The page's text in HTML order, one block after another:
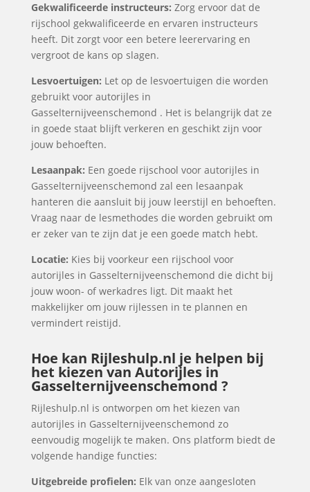
Gekwalificeerde instructeurs: Zorg ervoor dat de
rijschool gekwalificeerde en ervaren instructeurs
heeft. Dit zorgt voor een betere leerervaring en
vergroot de kans op slagen.
Lesvoertuigen: Let op de lesvoertuigen die worden
gebruikt voor autorijles in
Gasselternijveenschemond . Het is belangrijk dat ze
in goede staat blijft verkeren en geschikt zijn voor
jouw behoeften.
Lesaanpak: Een goede rijschool voor autorijles in
Gasselternijveenschemond zal een lesaanpak
hanteren die aansluit bij jouw leerstijl en behoeften.
Vraag naar de lesmethodes die worden gebruikt om
er zeker van te zijn dat je een goede match hebt.
Locatie: Kies bij voorkeur een rijschool voor
autorijles in Gasselternijveenschemond die dicht bij
jouw woon- of werkadres ligt. Dit maakt het
makkelijker om jouw rijlessen in te plannen en
vermindert reistijd.
Hoe kan Rijleshulp.nl je helpen bij
het kiezen van Autorijles in
Gasselternijveenschemond ?
Rijleshulp.nl is ontworpen om het kiezen van
autorijles in Gasselternijveenschemond zo
eenvoudig mogelijk te maken. Ons platform biedt de
volgende handige functies:
Uitgebreide profielen: Elk van onze aangesloten